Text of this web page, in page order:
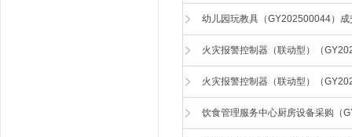
幼儿园玩教具（GY202500044）成
火灾报警控制器（联动型）（
火灾报警控制器（联动型）（
饮食管理服务中心厨房设备采购（